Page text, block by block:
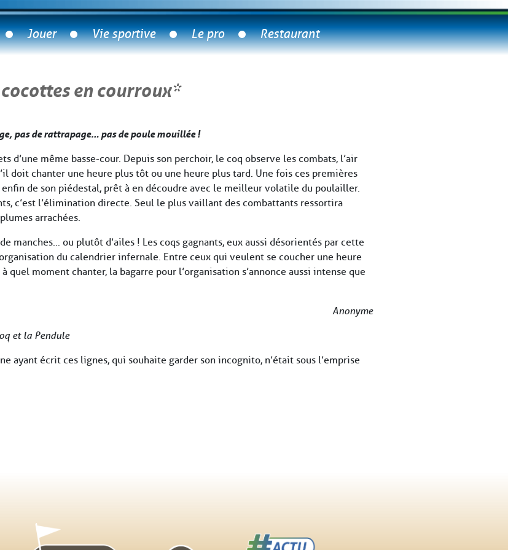
Jouer Vie sportive Le pro Restaurant
en courroux*
pas de rattrapage… pas de poule mouillée !
d’une même basse-cour. Depuis son perchoir, le coq observe les combats, l’air
doit chanter une heure plus tôt ou une heure plus tard. Une fois ces premières
de son piédestal, prêt à en découdre avec le meilleur volatile du poulailler.
c’est l’élimination directe. Seul le plus vaillant des combattants ressortira
arrachées.
manches… ou plutôt d’ailes ! Les coqs gagnants, eux aussi désorientés par cette
du calendrier infernale. Entre ceux qui veulent se coucher une heure
quel moment chanter, la bagarre pour l’organisation s’annonce aussi intense que
Anonyme
et la Pendule
ayant écrit ces lignes, qui souhaite garder son incognito, n’était sous l’emprise